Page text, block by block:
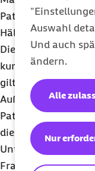
Auswahl
Und auch
ändern.
Nur
Alle
Patienten an einer
Hälfte von ihnen
Dieser ließe sich
kurzfristig und
gilt auch für
Außerdem kann
Patienten
die Patienten aus
Unter der
Frankfurt wurde in